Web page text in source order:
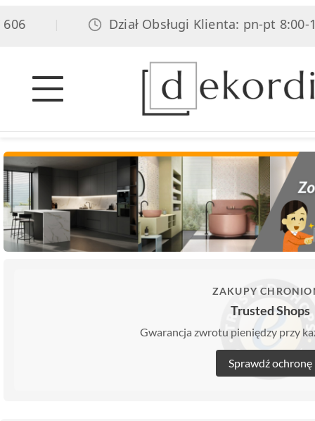
Dział Obsługi Klienta: pn-pt 8:00-
ZAKUPY
Trusted Shops
Gwarancja zwrotu pieniędzy przy
Sprawdź ochronę